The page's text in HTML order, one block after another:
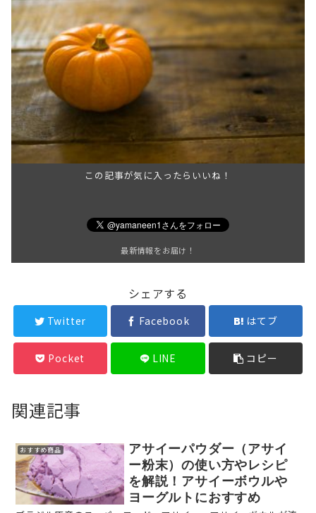
この記事が気に入ったらいいね！
最新情報をお届け！
シェアする
Twitter Facebook はてブ
Pocket LINE コピー
関連記事
おすすめ商品
アサイーパウダー（アサイ
ー粉末）の使い方やレシピ
を解説！アサイーボウルや
ヨーグルトにおすすめ